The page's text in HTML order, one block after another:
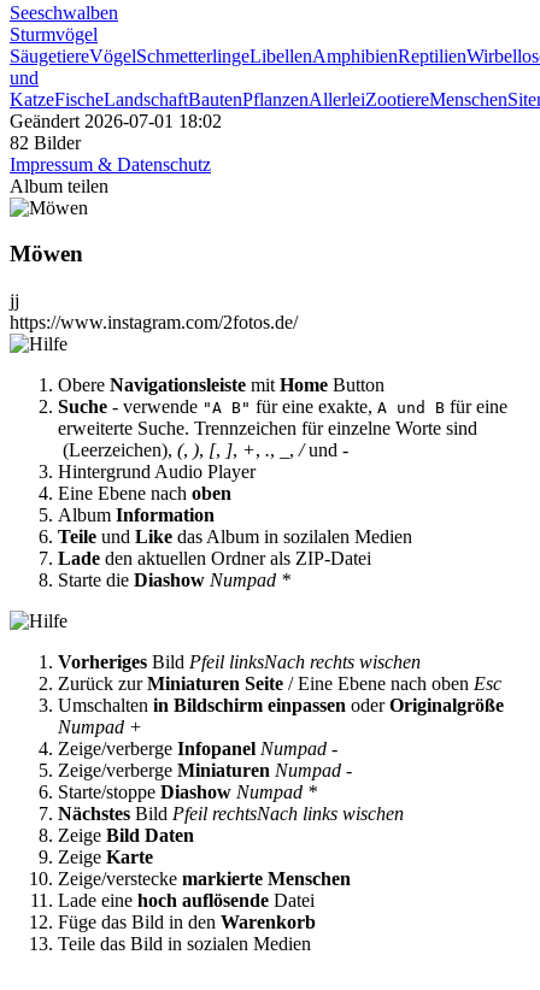
Seeschwalben
Sturmvögel
SäugetiereVögelSchmetterlingeLibellenAmphibienReptilien
und
KatzeFischeLandschaftBautenPflanzenAllerleiZootiereMenschen
Geändert 2026-07-01 18:02
82 Bilder
Impressum & Datenschutz
Album teilen
Möwen
jj
https://www.instagram.com/2fotos.de/
Obere Navigationsleiste mit Home Button
Suche - verwende "A B" für eine exakte, A und B für eine
erweiterte Suche. Trennzeichen für einzelne Worte sind
(Leerzeichen), (, ), [, ], +, ., , /und -
Hintergrund Audio Player
Eine Ebene nach oben
Album Information
Teile und Like das Album in sozilalen Medien
Lade den aktuellen Ordner als ZIP-Datei
Starte die Diashow Numpad *
Vorheriges Bild Pfeil linksNach rechts wischen
Zurück zurMiniaturen Seite / Eine Ebene nach oben Esc
Umschalten in Bildschirm einpassen oderOriginalgröße
Numpad +
Zeige/verberge Infopanel Numpad -
Zeige/verberge Miniaturen Numpad -
Starte/stoppe Diashow Numpad *
Nächstes Bild Pfeil rechtsNach links wischen
Zeige Bild Daten
Zeige Karte
Zeige/verstecke markierte Menschen
Lade eine hoch auflösende Datei
Füge das Bild in den Warenkorb
Teile das Bild in sozialen Medien